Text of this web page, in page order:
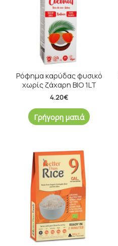
Ρόφημα καρύδας φυσικό
χωρίς ζάχαρη BIO 1LT
4.20€
Γρήγορη ματιά